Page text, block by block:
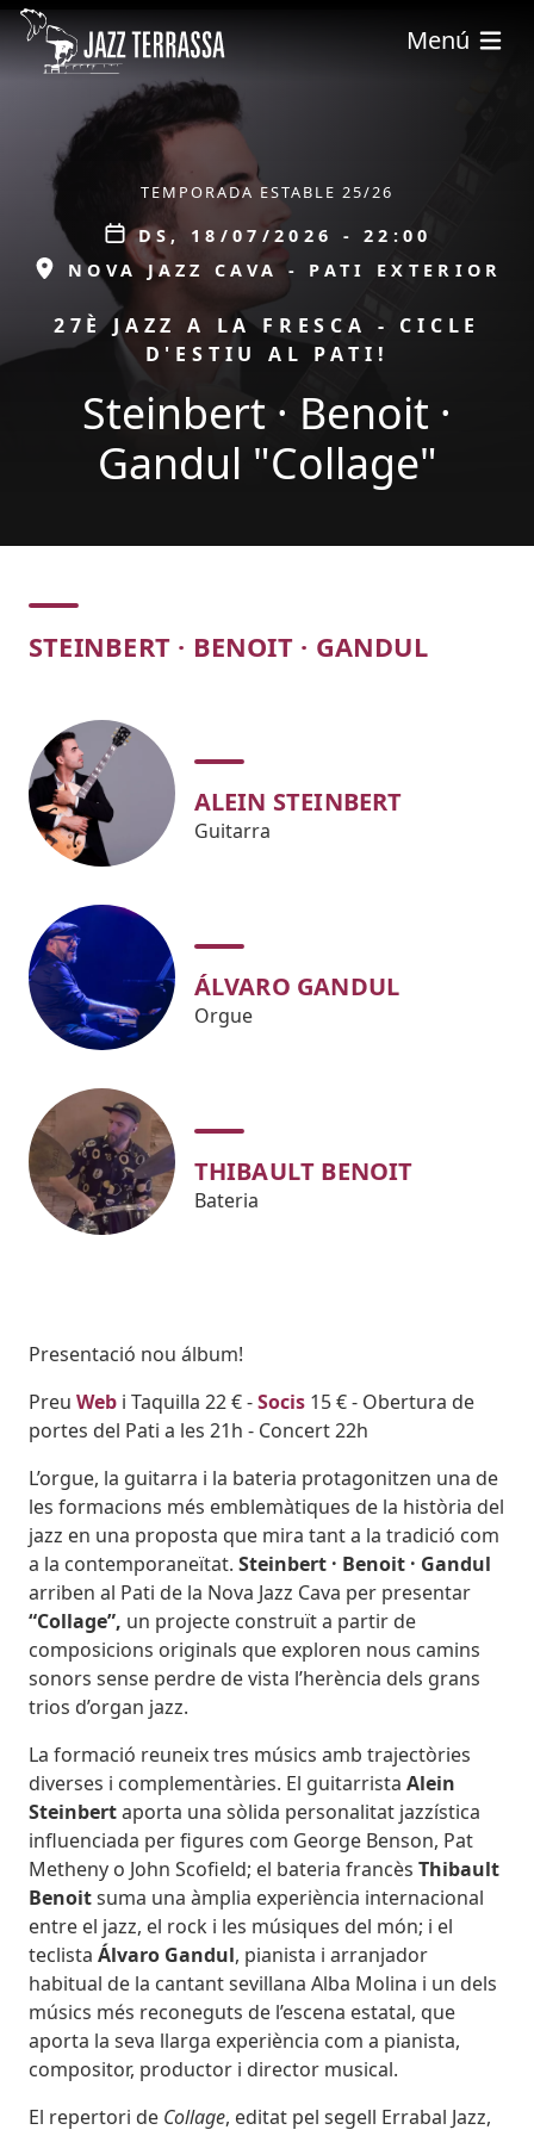
Vés al contingut
Menú
ÀMBIT TEMPORADA ESTABLE 25/26
Data
DS, 18/07/2026 - 22:00
ESPAI
NOVA JAZZ CAVA - PATI EXTERIOR
PROMOCIÓ
27È JAZZ A LA FRESCA - CICLE
D'ESTIU AL PATI!
Steinbert · Benoit ·
Gandul "Collage"
Concert
STEINBERT · BENOIT · GANDUL
ALEIN STEINBERT
Guitarra
ÁLVARO GANDUL
Orgue
THIBAULT BENOIT
Bateria
Body
Presentació nou álbum!
Preu Web i Taquilla 22 € -Socis 15 € - Obertura de
portes del Pati a les 21h - Concert 22h
L’orgue, la guitarra i la bateria protagonitzen una de
les formacions més emblemàtiques de la història del
jazz en una proposta que mira tant a la tradició com
a la contemporaneïtat. Steinbert · Benoit · Gandul
arriben al Pati de la Nova Jazz Cava per presentar
“Collage”, un projecte construït a partir de
composicions originals que exploren nous camins
sonors sense perdre de vista l’herència dels grans
trios d’organ jazz.
La formació reuneix tres músics amb trajectòries
diverses i complementàries. El guitarrista Alein
Steinbertaporta una sòlida personalitat jazzística
influenciada per figures com George Benson, Pat
Metheny o John Scofield; el bateria francès Thibault
Benoitsuma una àmplia experiència internacional
entre el jazz, el rock i les músiques del món; i el
teclista Álvaro Gandul, pianista i arranjador
habitual de la cantant sevillana Alba Molina i un dels
músics més reconeguts de l’escena estatal, que
aporta la seva llarga experiència com a pianista,
compositor, productor i director musical.
El repertori de Collage, editat pel segell Errabal Jazz,